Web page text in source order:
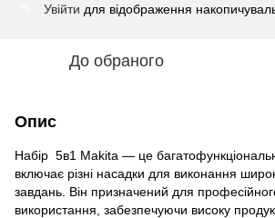
Увійти для відображення
До обраного
Опис
Набір 5в1 Makita — це
включає різні насадки для виконання
завдань. Він призначений для
використання, забезпечуючи високу